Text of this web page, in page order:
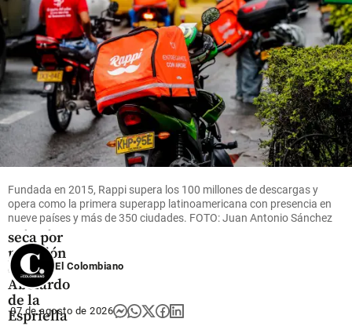
share
Colombia
¡Pilas!
Estas son
ciudades
donde
hay ley
seca por
posesión
de
Abelardo
de la
Espriella
Fundada en 2015, Rappi supera los 100 millones de descargas y
opera como la primera superapp latinoamericana con presencia en
nueve países y más de 350 ciudades. FOTO: Juan Antonio Sánchez
El Colombiano
07 de agosto de 2026